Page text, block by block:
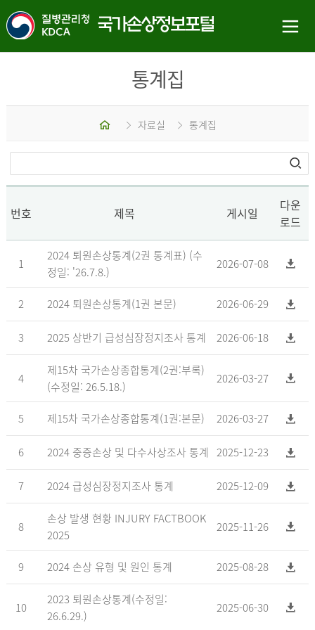
통계집
홈 자료실 통계집
번호 제목 게시일
다운
로드
1
2024 퇴원손상통계(2권 통계표) (수
정일: '26.7.8.)
2026-07-08
2 2024 퇴원손상통계(1권 본문) 2026-06-29
3 2025 상반기 급성심장정지조사 통계 2026-06-18
4
제15차 국가손상종합통계(2권:부록)
(수정일: 26.5.18.)
2026-03-27
5 제15차 국가손상종합통계(1권:본문) 2026-03-27
6 2024 중증손상 및 다수사상조사 통계 2025-12-23
7 2024 급성심장정지조사 통계 2025-12-09
8
손상 발생 현황 INJURY FACTBOOK
2025
2025-11-26
9 2024 손상 유형 및 원인 통계 2025-08-28
10
2023 퇴원손상통계(수정일:
26.6.29.)
2025-06-30